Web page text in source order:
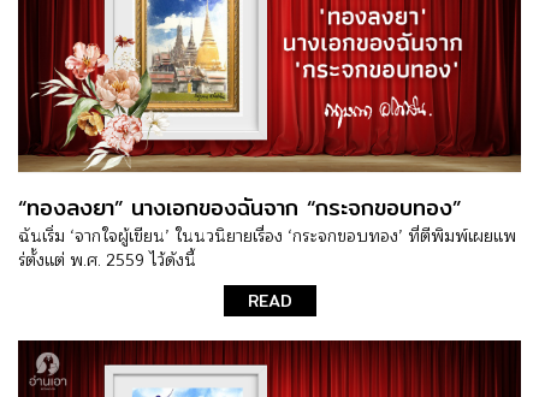
“ทองลงยา” นางเอกของฉันจาก “กระจกขอบทอง”
ฉันเริ่ม ‘จากใจผู้เขียน’ ในนวนิยายเรื่อง ‘กระจกขอบทอง’ ที่ตีพิมพ์เผยแพ
ร่ตั้งแต่ พ.ศ. 2559 ไว้ดังนี้
READ